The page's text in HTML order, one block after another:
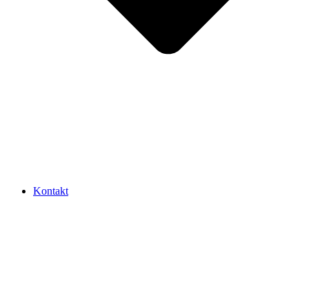
Kontakt